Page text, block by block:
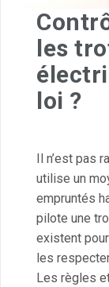
les
loi ?
Il n’est pas
utilise un
empruntés
pilote une
existent
les
Les règles